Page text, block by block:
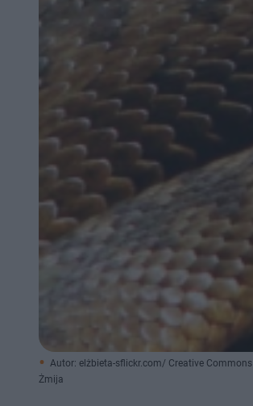
Autor: elżbieta-sflickr.com/ Creative Commons
Żmija